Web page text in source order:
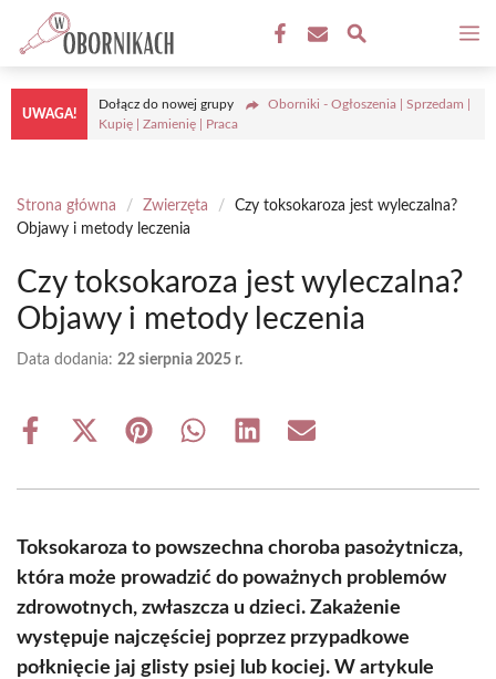
Przejdź
treści
UWAGA!
Dołącz do nowej grupy
Oborniki - Ogłoszenia | Sprzedam |
Kupię | Zamienię | Praca
Strona główna / Zwierzęta /
Czy toksokaroza jest wyleczalna?
Objawy i metody leczenia
Czy toksokaroza jest wyleczalna?
Objawy i metody leczenia
Data dodania: 22 sierpnia 2025 r.
Share
Share
(Twitter)
Share Share Share Share
Toksokaroza to powszechna choroba pasożytnicza,
która może prowadzić do poważnych problemów
zdrowotnych, zwłaszcza u dzieci. Zakażenie
występuje najczęściej poprzez przypadkowe
połknięcie jaj glisty psiej lub kociej. W artykule